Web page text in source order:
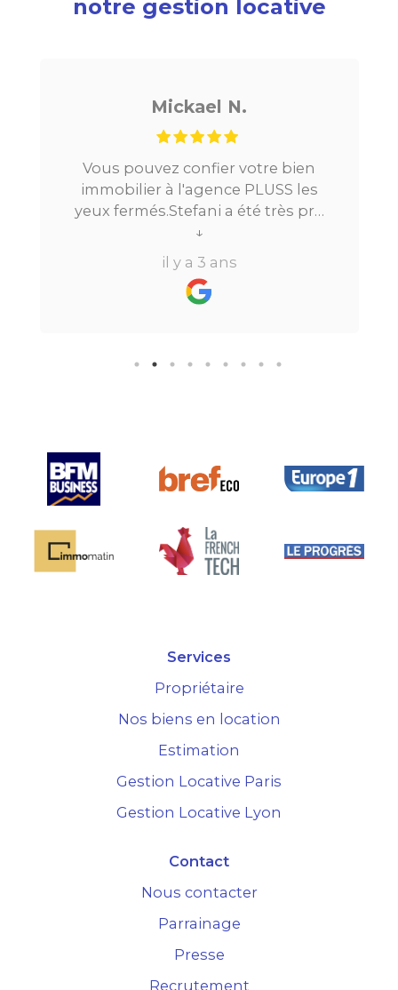
notre gestion locative
Mickael N.
Vous pouvez confier votre bien
immobilier à l'agence PLUSS les
yeux fermés.Stefani a été très pro
tout au long du processus.Très
réactive, elle a su répondre à
toutes mes questions en moins de
24h par email ou par
supplémentaire est très bien
↓
il y a 3 ans
Services
Propriétaire
Nos biens en location
Estimation
Gestion Locative Paris
Gestion Locative Lyon
Contact
Nous contacter
Parrainage
Presse
Recrutement